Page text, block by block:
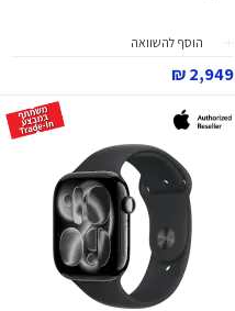
הוסף להשוואה
2,949 ₪